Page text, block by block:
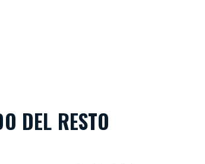
DEL RESTO